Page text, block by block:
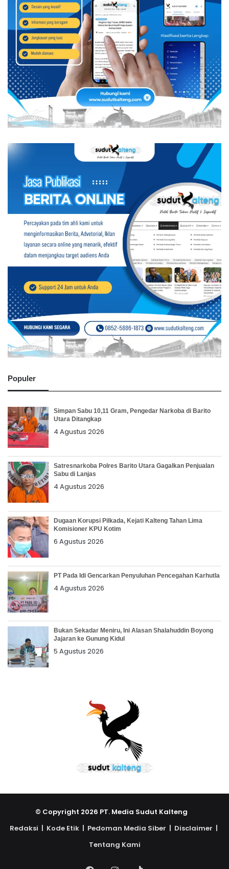
Populer
Simpan Sabu 10,11 Gram, Pengedar Narkoba di Barito
Utara Ditangkap
4 Agustus 2026
Satresnarkoba Polres Barito Utara Gagalkan Penjualan
Sabu di Lanjas
4 Agustus 2026
Dugaan Korupsi Pilkada, Kejati Kalteng Tahan Lima
Komisioner KPU Kotim
6 Agustus 2026
PT Pada Idi Gencarkan Penyuluhan Pencegahan Karhutla
4 Agustus 2026
Bukan Sekadar Meniru, Ini Alasan Shalahuddin Boyong
Jajaran ke Gunung Kidul
5 Agustus 2026
© Copyright 2026 PT. Media Sudut Kalteng
Redaksi | Kode Etik | Pedoman Media Siber | Disclaimer |
Tentang Kami